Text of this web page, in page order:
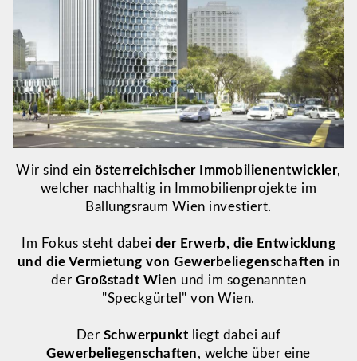
Wir sind ein österreichischer Immobilienentwickler,
welcher nachhaltig in Immobilienprojekte im
Ballungsraum Wien investiert.
Im Fokus steht dabei der Erwerb, die Entwicklung
und die Vermietung von Gewerbeliegenschaften in
der Großstadt Wien und im sogenannten
"Speckgürtel" von Wien.
Der Schwerpunkt liegt dabei auf
Gewerbeliegenschaften, welche über eine